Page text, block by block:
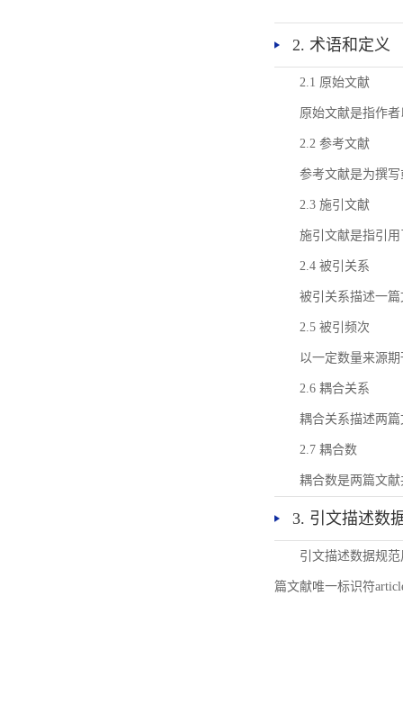
2. 术语和定义
2.1 原始文献
原始文献是指作
2.2 参考文献
参考文献是为撰
2.3 施引文献
施引文献是指引
2.4 被引关系
被引关系描述一
2.5 被引频次
以一定数量来源
2.6 耦合关系
耦合关系描述两
2.7 耦合数
耦合数是两篇文
3. 引文描述数
引文描述数据规
篇文献唯一标识符